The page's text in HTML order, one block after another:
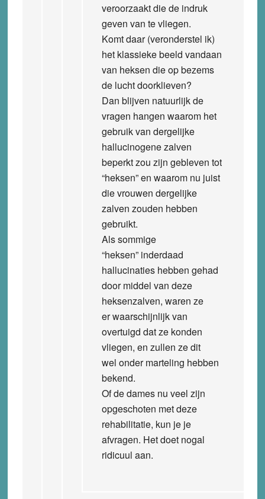
veroorzaakt die de indruk
geven van te vliegen.
Komt daar (veronderstel ik)
het klassieke beeld vandaan
van heksen die op bezems
de lucht doorklieven?
Dan blijven natuurlijk de
vragen hangen waarom het
gebruik van dergelijke
hallucinogene zalven
beperkt zou zijn gebleven tot
“heksen” en waarom nu juist
die vrouwen dergelijke
zalven zouden hebben
gebruikt.
Als sommige
“heksen” inderdaad
hallucinaties hebben gehad
door middel van deze
heksenzalven, waren ze
er waarschijnlijk van
overtuigd dat ze konden
vliegen, en zullen ze dit
wel onder marteling hebben
bekend.
Of de dames nu veel zijn
opgeschoten met deze
rehabilitatie, kun je je
afvragen. Het doet nogal
ridicuul aan.